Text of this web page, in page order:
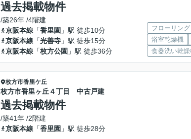
過去掲載物件
/築26年 /4階建
京阪本線 「香里園 」駅 徒歩10分
京阪本線 「光善寺 」駅 徒歩15分
京阪本線 「枚方公園 」駅 徒歩36分
フローリング
浴室乾燥機
食器洗い乾
枚方市香里ケ丘
枚方市香里ヶ丘４丁目 中古戸建
過去掲載物件
/築41年 /2階建
京阪本線 「香里園 」駅 徒歩28分